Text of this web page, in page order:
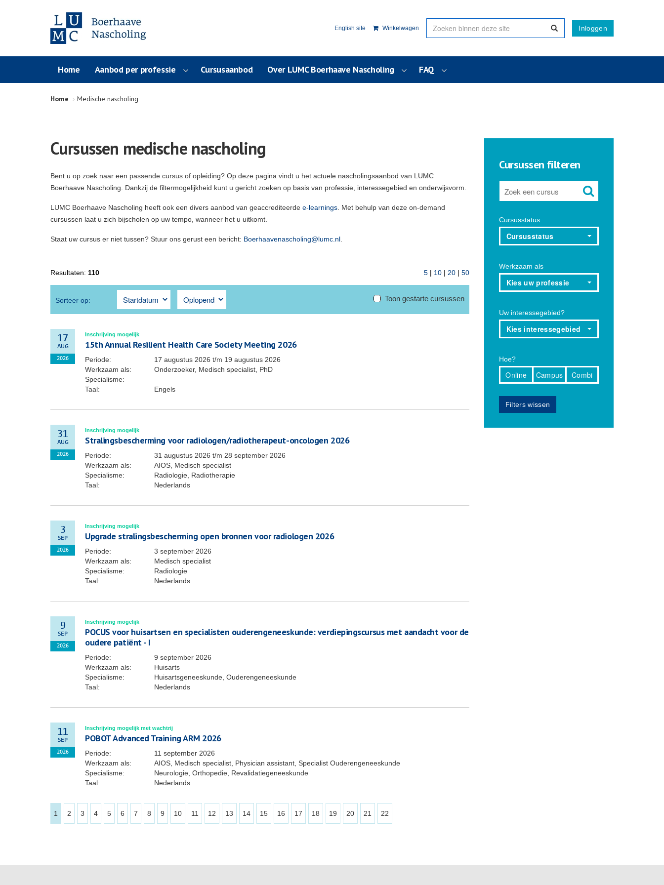
Inloggen
English site Winkelwagen
Home Aanbod per professie Cursusaanbod Over LUMC Boerhaave Nascholing FAQ
Home Medische nascholing
Cursussen medische nascholing
Bent u op zoek naar een passende cursus of opleiding? Op deze pagina vindt u het actuele nascholingsaanbod van LUMC
Boerhaave Nascholing. Dankzij de filtermogelijkheid kunt u gericht zoeken op basis van professie, interessegebied en onderwijsvorm.
LUMC Boerhaave Nascholing heeft ook een divers aanbod van geaccrediteerde e-learnings . Met behulp van deze on-demand
cursussen laat u zich bijscholen op uw tempo, wanneer het u uitkomt.
Staat uw cursus er niet tussen? Stuur ons gerust een bericht: Boerhaavenascholing@lumc.nl
Resultaten: 110 5| 10| 20| 50
Sorteer op: Toon gestarte cursussen
17
AUG
2026
Inschrijving mogelijk
15th Annual Resilient Health Care Society Meeting 2026
Periode: 17 augustus 2026 t/m 19 augustus 2026
Werkzaam als:
Onderzoeker, Medisch specialist, PhD
Specialisme:
Taal:
Engels
31
AUG
2026
Inschrijving mogelijk
Stralingsbescherming voor radiologen/radiotherapeut-oncologen 2026
Periode: 31 augustus 2026 t/m 28 september 2026
Werkzaam als:
AIOS, Medisch specialist
Specialisme:
Radiologie, Radiotherapie
Taal:
Nederlands
3
SEP
2026
Inschrijving mogelijk
Upgrade stralingsbescherming open bronnen voor radiologen 2026
Periode:
3 september 2026
Werkzaam als:
Medisch specialist
Specialisme:
Radiologie
Taal:
Nederlands
9
SEP
2026
Inschrijving mogelijk
POCUS voor huisartsen en specialisten ouderengeneeskunde: verdiepingscursus met aandacht voor de
oudere patiënt - I
Periode:
9 september 2026
Werkzaam als:
Huisarts
Specialisme:
Huisartsgeneeskunde, Ouderengeneeskunde
Taal:
Nederlands
11
SEP
2026
Inschrijving mogelijk met wachtrij
POBOT Advanced Training ARM 2026
Periode:
11 september 2026
Werkzaam als:
AIOS, Medisch specialist, Physician assistant, Specialist Ouderengeneeskunde
Specialisme:
Neurologie, Orthopedie, Revalidatiegeneeskunde
Taal:
Nederlands
1 2 3 4 5 6 7 8 9 10 11 12 13 14 15 16 17 18 19 20 21 22
Cursussen filteren
Cursusstatus
Cursusstatus
Werkzaam als
Kies uw professie
Uw interessegebied?
Kies interessegebied
Hoe?
Online Campus Combi
Filters wissen